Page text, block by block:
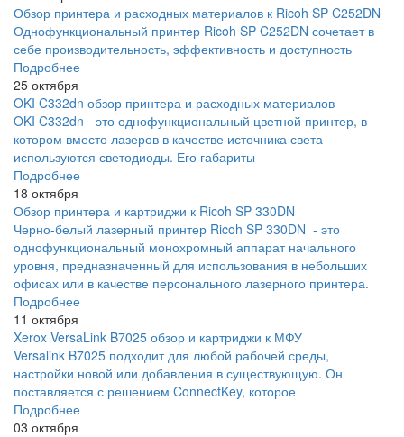
Обзор принтера и расходных материалов к Ricoh SP C252DN
Однофункциональный принтер Ricoh SP C252DN сочетает в
себе производительность, эффективность и доступность
Подробнее
25 октября
OKI C332dn обзор принтера и расходных материалов
OKI C332dn - это однофункциональный цветной принтер, в
котором вместо лазеров в качестве источника света
используются светодиоды. Его габариты
Подробнее
18 октября
Обзор принтера и картриджи к Ricoh SP 330DN
Черно-белый лазерный принтер Ricoh SP 330DN - это
однофункциональный монохромный аппарат начального
уровня, предназначенный для использования в небольших
офисах или в качестве персонального лазерного принтера.
Подробнее
11 октября
Xerox VersaLink B7025 обзор и картриджи к МФУ
Versalink B7025 подходит для любой рабочей среды,
настройки новой или добавления в существующую. Он
поставляется с решением ConnectKey, которое
Подробнее
03 октября